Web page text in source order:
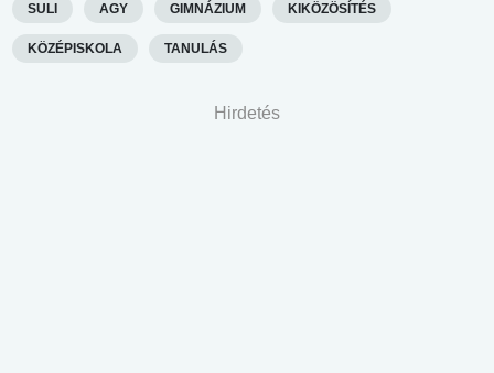
SULI AGY GIMNÁZIUM KIKÖZÖSÍTÉS
KÖZÉPISKOLA TANULÁS
Hirdetés